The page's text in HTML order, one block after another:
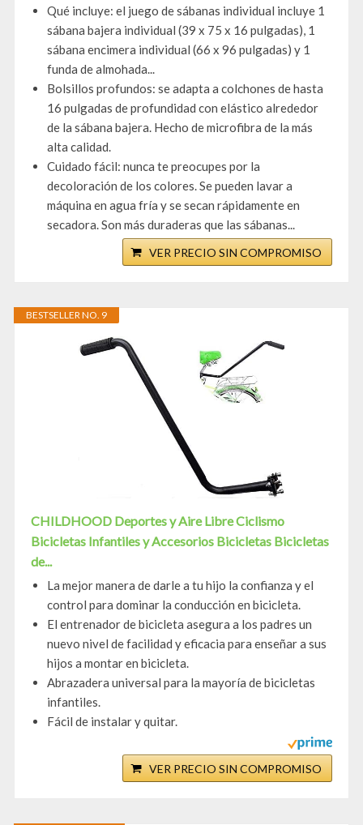
Qué incluye: el juego de sábanas individual incluye 1
sábana bajera individual (39 x 75 x 16 pulgadas), 1
sábana encimera individual (66 x 96 pulgadas) y 1
funda de almohada...
Bolsillos profundos: se adapta a colchones de hasta
16 pulgadas de profundidad con elástico alrededor
de la sábana bajera. Hecho de microfibra de la más
alta calidad.
Cuidado fácil: nunca te preocupes por la
decoloración de los colores. Se pueden lavar a
máquina en agua fría y se secan rápidamente en
secadora. Son más duraderas que las sábanas...
VER PRECIO SIN COMPROMISO
BESTSELLER NO. 9
CHILDHOOD Deportes y Aire Libre Ciclismo
Bicicletas Infantiles y Accesorios Bicicletas Bicicletas
de...
La mejor manera de darle a tu hijo la confianza y el
control para dominar la conducción en bicicleta.
El entrenador de bicicleta asegura a los padres un
nuevo nivel de facilidad y eficacia para enseñar a sus
hijos a montar en bicicleta.
Abrazadera universal para la mayoría de bicicletas
infantiles.
Fácil de instalar y quitar.
VER PRECIO SIN COMPROMISO